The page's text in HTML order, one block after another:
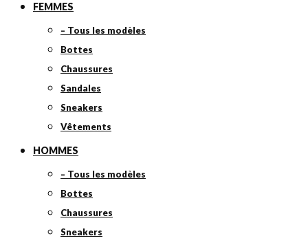
FEMMES
– Tous les modèles
Bottes
Chaussures
Sandales
Sneakers
Vêtements
HOMMES
– Tous les modèles
Bottes
Chaussures
Sneakers